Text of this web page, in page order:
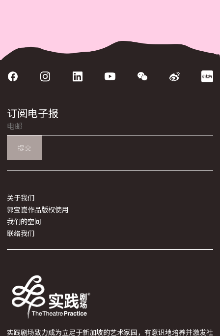
实践剧场致力成为立足于新加坡的艺术家园，有意识地培养并激发社
关于我们
郭宝崑作品版权使用
我们的空间
联络我们
订阅电子报
提交